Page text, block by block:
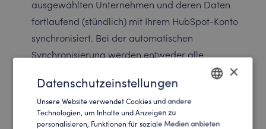
ausgewählten Unternehmen und deren Daten
fortlaufend (stündlich) mit Ihrem HubSpot-Konto
synchronisiert. Bei der automatischen
Synchronisierung werden entweder alle
Unternehmen oder filterbasierte Unternehmen
fortlaufend (stündlich) mit Ihrem HubSpot-Konto
erstellt und synchronisiert.
GERMAN
×
Datenschutzeinstellungen
Unsere Website verwendet Cookies und andere
Technologien, um Inhalte und Anzeigen zu
personalisieren, Funktionen für soziale Medien anbieten